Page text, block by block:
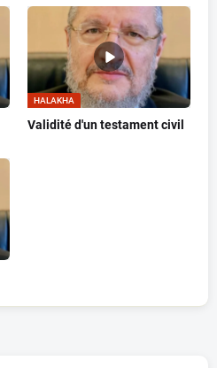
HALAKHA
Validité d'un testament civil